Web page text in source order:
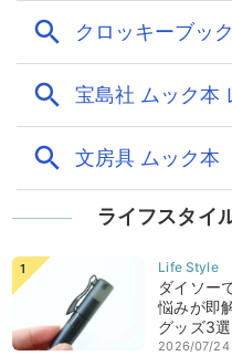
ライフスタイ
ダイソー
悩みが即
グッズ3選
2026/07/24